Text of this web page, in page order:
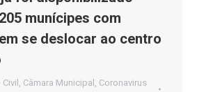
munícipes com
se deslocar ao centro
Câmara Municipal Coronavirus